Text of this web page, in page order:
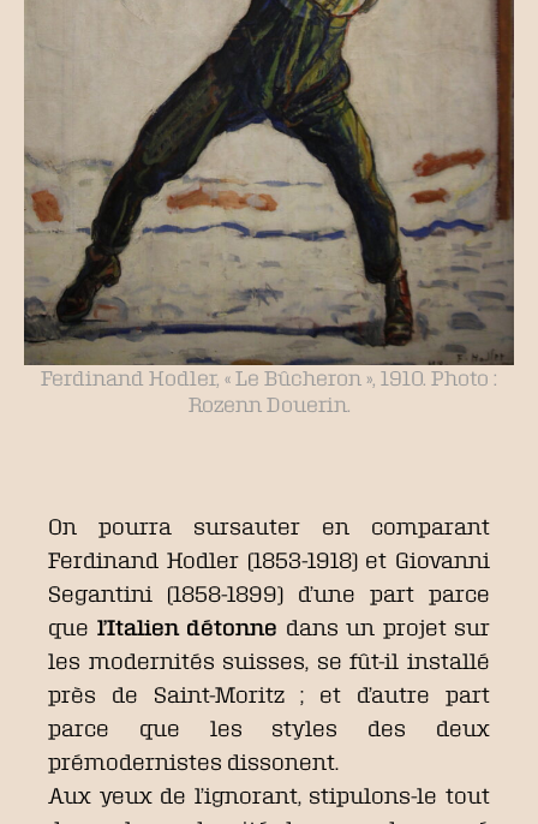
Ferdinand Hodler, « Le Bûcheron », 1910. Photo :
Rozenn Douerin.
On pourra sursauter en comparant
Ferdinand Hodler (1853-1918) et Giovanni
Segantini (1858-1899) d’une part parce
que l’Italien détonne dans un projet sur
les modernités suisses, se fût-il installé
près de Saint-Moritz ; et d’autre part
parce que les styles des deux
prémodernistes dissonent.
Aux yeux de l’ignorant, stipulons-le tout